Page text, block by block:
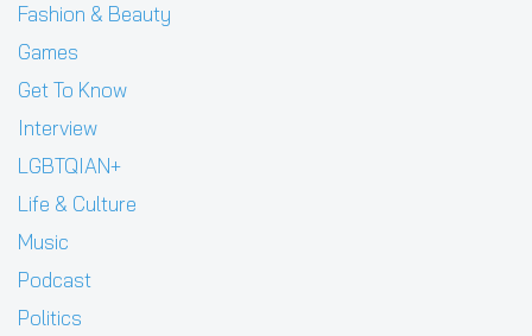
Fashion & Beauty
Games
Get To Know
Interview
LGBTQIAN+
Life & Culture
Music
Podcast
Politics